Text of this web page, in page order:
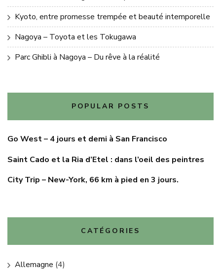
Kyoto, entre promesse trempée et beauté intemporelle
Nagoya – Toyota et les Tokugawa
Parc Ghibli à Nagoya – Du rêve à la réalité
POPULAR POSTS
Go West – 4 jours et demi à San Francisco
Saint Cado et la Ria d’Etel : dans l’oeil des peintres
City Trip – New-York, 66 km à pied en 3 jours.
CATÉGORIES
Allemagne (4)